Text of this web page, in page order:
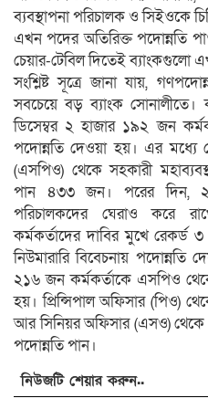
ব্যবস্থাপনা পরিচালক ও সিইওকে
এখন পদের অতিরিক্ত পদোন্নতি
চেয়ার-টেবিল দিতেই ব্যাংকগুলো
সংশ্লিষ্ট সূত্রে জানা যায়,
সবচেয়ে বড় ব্যাংক
ডিসেম্বর ২ হাজার ১৯২ জন
পদোন্নতি দেওয়া হয়। এর মধ্যে
(এসপিও) থেকে সহকারী
পান ৪৩৩ জন। পরের দিন, ২৪
পরিচালকদের ঘেরাও করে
কর্মকর্তাদের দাবির মুখে রেকর্ড
নিউমারারি বিবেচনায় পদোন্নতি
২১৬ জন কর্মকর্তাকে এসপিও
হয়। প্রিন্সিপাল অফিসার (পিও)
আর সিনিয়র অফিসার (এসও) থেকে
পদোন্নতি পান।
নিউজটি শেয়ার করুন..